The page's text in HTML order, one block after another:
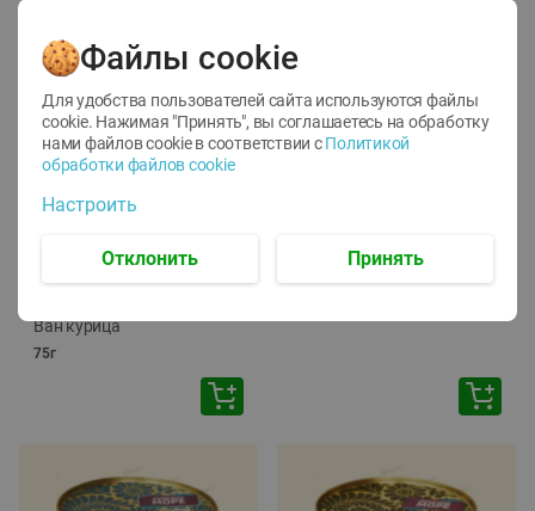
12
1.05 руб./
руб./шт
Корм влаж. для кош. с
Ван курица
75г
ТОФУ Vegetus ТВЕРДЫЙ
Файлы cookie
Для удобства пользователей сайта используются файлы
cookie. Нажимая "Принять", вы соглашаетесь на обработку
нами файлов cookie в соответствии с Политикой
обработки файлов cookie
Настроить
Отклонить Принять